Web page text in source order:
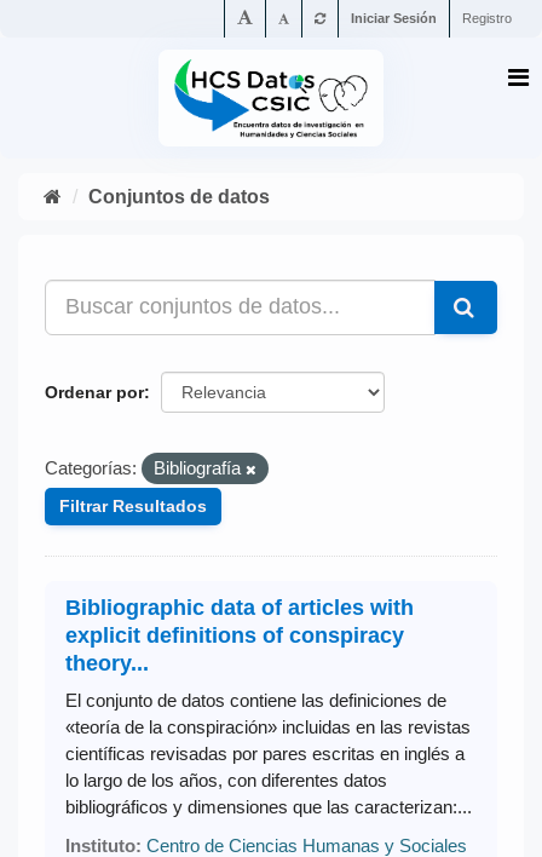
Iniciar Sesión Registro
Conjuntos de datos
Ordenar por
Categorías: Bibliografía
Filtrar Resultados
Bibliographic data of articles with
explicit definitions of conspiracy
theory...
El conjunto de datos contiene las definiciones de
«teoría de la conspiración» incluidas en las revistas
científicas revisadas por pares escritas en inglés a
lo largo de los años, con diferentes datos
bibliográficos y dimensiones que las caracterizan:...
Instituto: Centro de Ciencias Humanas y Sociales